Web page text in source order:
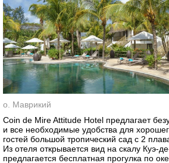
о. Маврикий
Coin de Mire Attitude Hotel предлагает
и все необходимые удобства для
гостей большой тропический сад с 2
Из отеля открывается вид на скалу Куэ-
предлагается бесплатная прогулка по